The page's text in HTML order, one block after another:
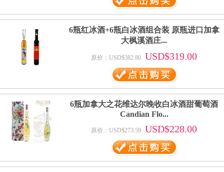
6瓶红冰酒+6瓶白冰酒组合装 原瓶进口加拿
大枫溪酒庄...
原价：USD$382.80 USD$319.00
6瓶加拿大之花维达尔晚收白冰酒甜葡萄酒
Candian Flo...
原价：USD$273.59 USD$228.00